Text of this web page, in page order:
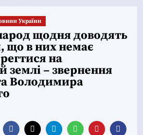
України
щодня доводять
що в них немає
на
землі – звернення
Володимира